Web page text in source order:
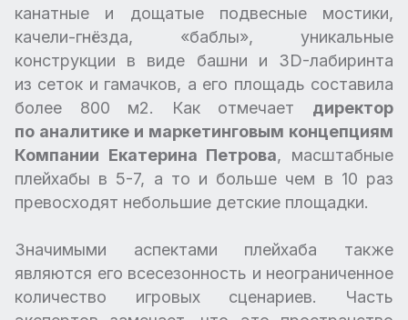
канатные и дощатые подвесные мостики,
качели-гнёзда, «баблы», уникальные
конструкции в виде башни и 3D-лабиринта
из сеток и гамачков, а его площадь составила
более 800 м2. Как отмечает директор
по аналитике и маркетинговым концепциям
Компании Екатерина Петрова, масштабные
плейхабы в 5-7, а то и больше чем в 10 раз
превосходят небольшие детские площадки.
Значимыми аспектами плейхаба также
являются его всесезонность и неограниченное
количество игровых сценариев. Часть